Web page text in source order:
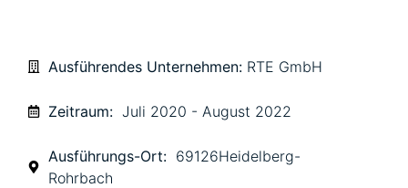
Ausführendes Unternehmen: RTE GmbH
Zeitraum:Juli 2020 - August 2022
Ausführungs-Ort:69126Heidelberg-
Rohrbach